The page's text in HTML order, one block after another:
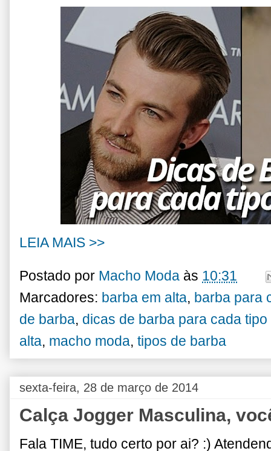
LEIA MAIS >>
Postado por Macho Moda às 10:31
Marcadores: barba em alta, barba para
de barba, dicas de barba para cada
alta, macho moda, tipos de barba
sexta-feira, 28 de março de 2014
Calça Jogger Masculina,
Fala TIME, tudo certo por ai? :)